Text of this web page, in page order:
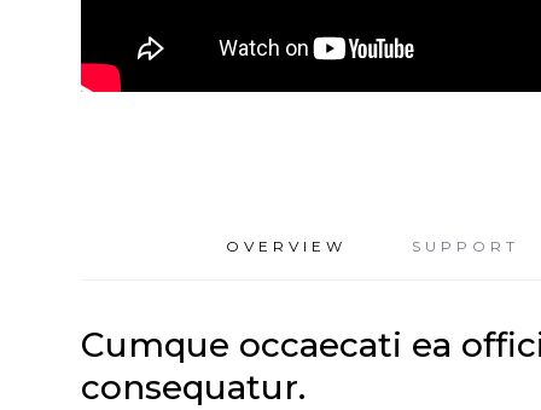
OVERVIEW SUPPORT
Cumque occaecati ea
consequatur.